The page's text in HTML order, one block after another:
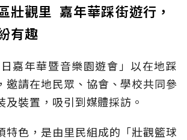
壯觀里 嘉年華踩街遊行，
有趣
日嘉年華暨音樂園遊會」以在地踩
邀請在地民眾、協會、學校共同參
及裝置，吸引到媒體採訪。
特色，是由里民組成的「壯觀籃球